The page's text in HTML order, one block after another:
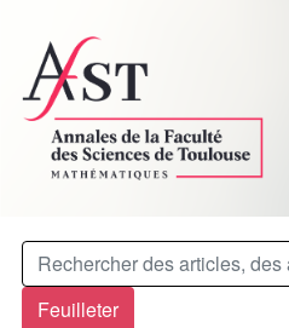
Feuilleter